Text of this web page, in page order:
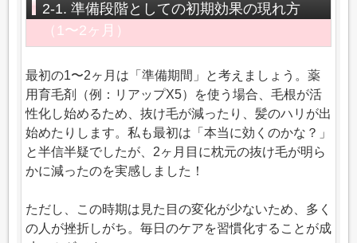
2-1. 準備段階としての初期効果の現れ方
（1〜2ヶ月）
最初の1〜2ヶ月は「準備期間」と考えましょう。薬
用育毛剤（例：リアップX5）を使う場合、毛根が活
性化し始めるため、抜け毛が減ったり、髪のハリが出
始めたりします。私も最初は「本当に効くのかな？」
と半信半疑でしたが、2ヶ月目に枕元の抜け毛が明ら
かに減ったのを実感しました！
ただし、この時期は見た目の変化が少ないため、多く
の人が挫折しがち。毎日のケアを習慣化することが成